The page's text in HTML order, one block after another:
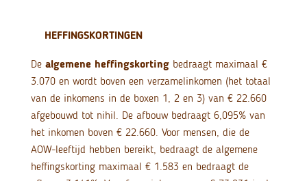
HEFFINGSKORTINGEN
De algemene heffingskorting bedraagt maximaal €
3.070 en wordt boven een verzamelinkomen (het totaal
van de inkomens in de boxen 1, 2 en 3) van € 22.660
afgebouwd tot nihil. De afbouw bedraagt 6,095% van
het inkomen boven € 22.660. Voor mensen, die de
AOW-leeftijd hebben bereikt, bedraagt de algemene
heffingskorting maximaal € 1.583 en bedraagt de